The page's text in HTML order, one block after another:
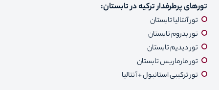
تورهای پرطرفدار ترکیه در تابستان:
تور آنتالیا تابستان
تور بدروم تابستان
تور دیدیم تابستان
تور مارماریس تابستان
تور ترکیبی استانبول + آنتالیا